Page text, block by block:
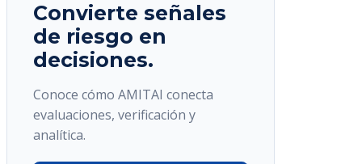
Convierte señales
de riesgo en
decisiones.
Conoce cómo AMITAI conecta
evaluaciones, verificación y
analítica.